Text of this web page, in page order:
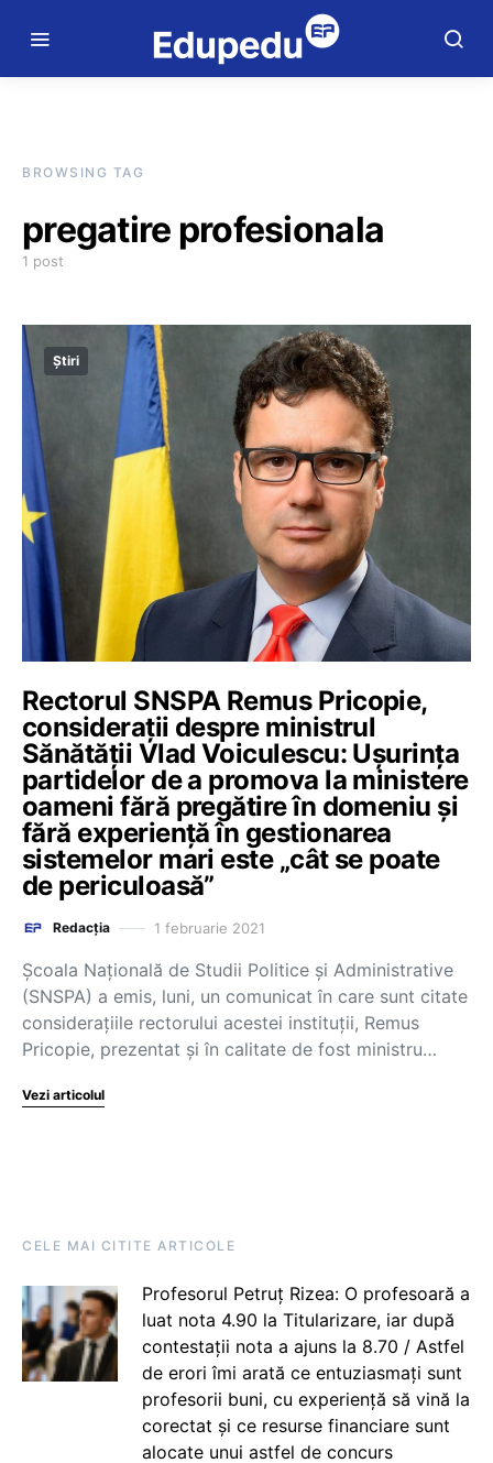
BROWSING TAG
pregatire profesionala
1 post
Știri
Rectorul SNSPA Remus Pricopie,
considerații despre ministrul
Sănătății Vlad Voiculescu: Ușurința
partidelor de a promova la ministere
oameni fără pregătire în domeniu și
fără experiență în gestionarea
sistemelor mari este „cât se poate
de periculoasă”
Redacția 1 februarie 2021
Școala Națională de Studii Politice și Administrative
(SNSPA) a emis, luni, un comunicat în care sunt citate
considerațiile rectorului acestei instituții, Remus
Pricopie, prezentat și în calitate de fost ministru…
Vezi articolul
CELE MAI CITITE ARTICOLE
Profesorul Petruț Rizea: O profesoară a
luat nota 4.90 la Titularizare, iar după
contestații nota a ajuns la 8.70 / Astfel
de erori îmi arată ce entuziasmați sunt
profesorii buni, cu experiență să vină la
corectat și ce resurse financiare sunt
alocate unui astfel de concurs